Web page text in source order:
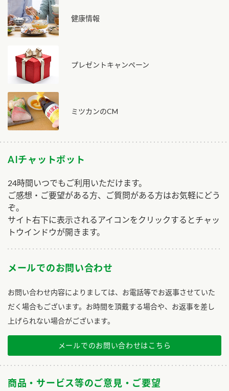
健康情報
プレゼントキャンペーン
ミツカンのCM
AIチャットボット
24時間いつでもご利用いただけます。
ご感想・ご要望がある方、ご質問がある方はお気軽にどう
ぞ。
サイト右下に表示されるアイコンをクリックするとチャッ
トウインドウが開きます。
メールでのお問い合わせ
お問い合わせ内容によりましては、お電話等でお返事させていた
だく場合もございます。お時間を頂戴する場合や、お返事を差し
上げられない場合がございます。
メールでのお問い合わせはこちら
商品・サービス等のご意見・ご要望